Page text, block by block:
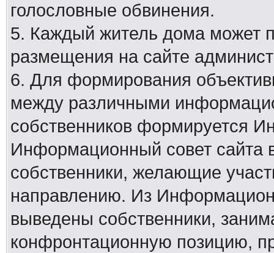
голословные обвинения.
5. Каждый житель дома может
размещения на сайте
6. Для формирования
между различными
собственников формируется
Информационный совет сайта
собственники, желающие
направлению. Из
выведены собственники,
конфронтационную позицию,